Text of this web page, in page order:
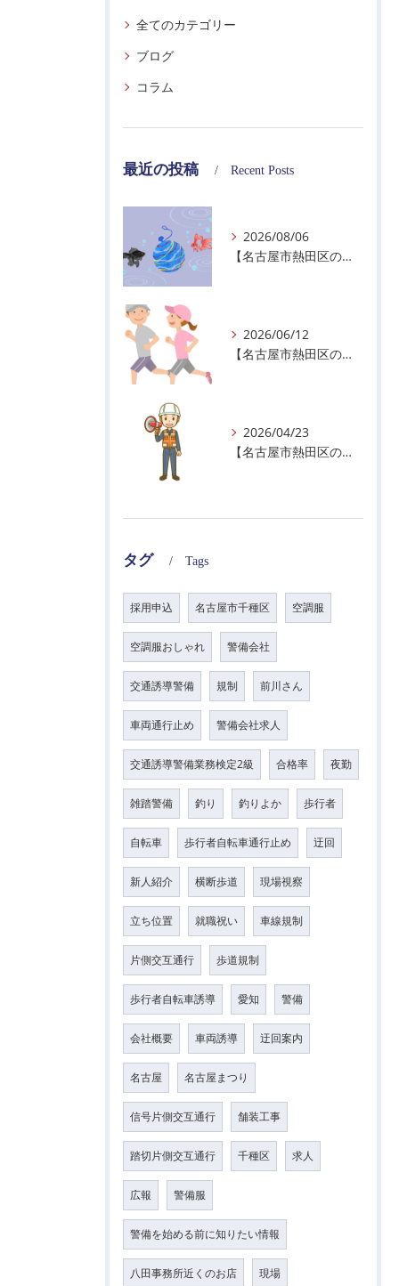
全てのカテゴリー
ブログ
コラム
最近の投稿 Recent Posts
2026/08/06
【名古屋市熱田区の警備会社】夏季休業のお知らせ
2026/06/12
【名古屋市熱田区の警備会社】暑熱順化で熱中症対策を！
2026/04/23
【名古屋市熱田区の警備会社】GWの面接状況について！
タグ Tags
採用申込 名古屋市千種区 空調服
空調服おしゃれ 警備会社
交通誘導警備 規制 前川さん
車両通行止め 警備会社求人
交通誘導警備業務検定2級 合格率 夜勤
雑踏警備 釣り 釣りよか 歩行者
自転車 歩行者自転車通行止め 迂回
新人紹介 横断歩道 現場視察
立ち位置 就職祝い 車線規制
片側交互通行 歩道規制
歩行者自転車誘導 愛知 警備
会社概要 車両誘導 迂回案内
名古屋 名古屋まつり
信号片側交互通行 舗装工事
踏切片側交互通行 千種区 求人
広報 警備服
警備を始める前に知りたい情報
八田事務所近くのお店 現場